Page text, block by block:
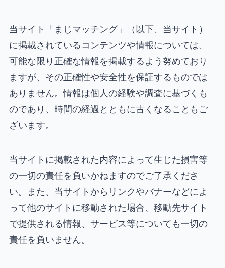
当サイト「まじマッチング」（以下、当サイト）
に掲載されているコンテンツや情報については、
可能な限り正確な情報を掲載するよう努めており
ますが、その正確性や安全性を保証するものでは
ありません。情報は個人の経験や調査に基づくも
のであり、時間の経過とともに古くなることもご
ざいます。
当サイトに掲載された内容によって生じた損害等
の一切の責任を負いかねますのでご了承くださ
い。また、当サイトからリンクやバナーなどによ
って他のサイトに移動された場合、移動先サイト
で提供される情報、サービス等についても一切の
責任を負いません。